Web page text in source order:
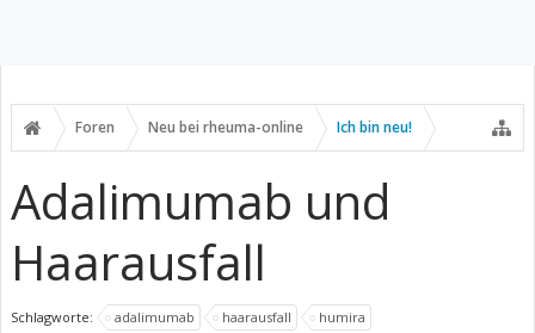
Foren Neu bei rheuma-online Ich bin neu!
Adalimumab und
Haarausfall
Schlagworte: adalimumab haarausfall humira